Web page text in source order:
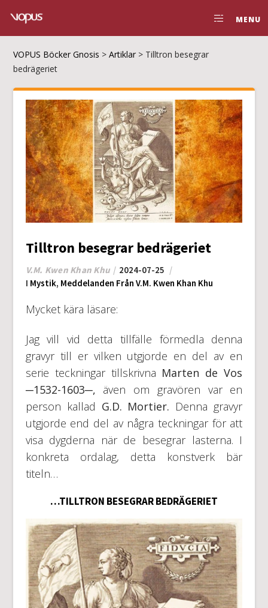
MENU
VOPUS Böcker Gnosis >Artiklar > Tilltron besegrar
bedrägeriet
Tilltron besegrar bedrägeriet
V.M. Kwen Khan Khu
2024-07-25
I Mystik, Meddelanden Från V.M. Kwen Khan Khu
Mycket kära läsare:
Jag vill vid detta tillfälle förmedla denna
gravyr till er vilken utgjorde en del av en
serie teckningar tillskrivna Marten de Vos
─1532-1603─, även om gravören var en
person kallad G.D. Mortier. Denna gravyr
utgjorde end del av några teckningar för att
visa dygderna när de besegrar lasterna. I
konkreta ordalag, detta konstverk bär
titeln…
…TILLTRON BESEGRAR BEDRÄGERIET